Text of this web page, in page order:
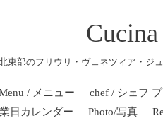
東部のフリウリ・ヴェネツィア・ジ
/ メニュー chef / シェフ
日カレンダー
Photo/写真